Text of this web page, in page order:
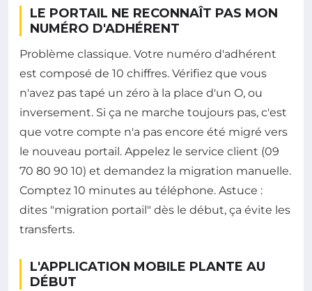
LE PORTAIL NE RECONNAÎT PAS MON
NUMÉRO D'ADHÉRENT
Problème classique. Votre numéro d'adhérent
est composé de 10 chiffres. Vérifiez que vous
n'avez pas tapé un zéro à la place d'un O, ou
inversement. Si ça ne marche toujours pas, c'est
que votre compte n'a pas encore été migré vers
le nouveau portail. Appelez le service client (09
70 80 90 10) et demandez la migration manuelle.
Comptez 10 minutes au téléphone. Astuce :
dites "migration portail" dès le début, ça évite les
transferts.
L'APPLICATION MOBILE PLANTE AU
DÉBUT